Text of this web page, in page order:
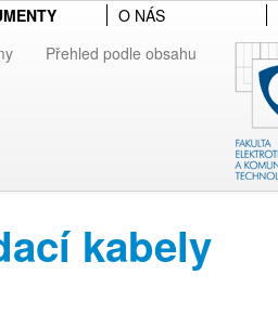
O NÁS
Přehled podle obsahu
kabely